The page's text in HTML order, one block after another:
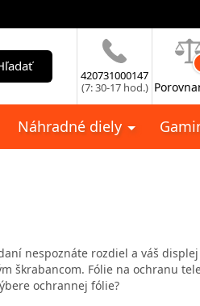
420731000147
(7: 30-17 hod.)
Náhradné diely
nespoznáte rozdiel a váš
škrabancom. Fólie na ochranu
ochrannej fólie?